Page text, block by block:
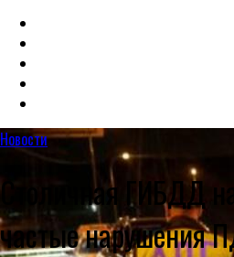
Новости
Столичная ГИБДД
частые нарушения